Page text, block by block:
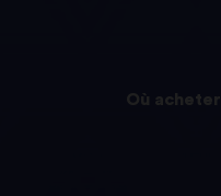
Où acheter